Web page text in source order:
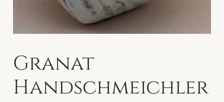
Granat
Handschmeichler